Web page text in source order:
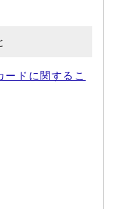
ードに関するこ